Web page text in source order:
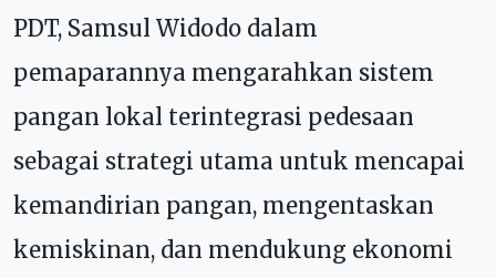
PDT, Samsul Widodo dalam
pemaparannya mengarahkan sistem
pangan lokal terintegrasi pedesaan
sebagai strategi utama untuk mencapai
kemandirian pangan, mengentaskan
kemiskinan, dan mendukung ekonomi